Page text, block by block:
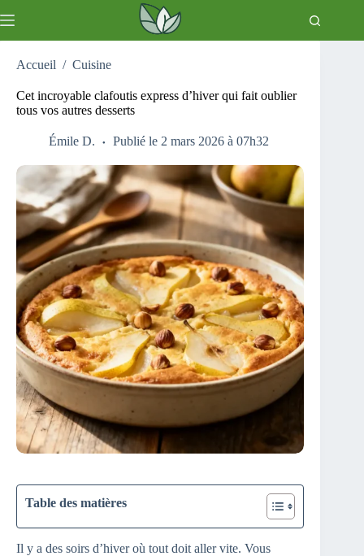
au
Accueil / Cuisine
Cet incroyable clafoutis express d’hiver qui fait oublier
tous vos autres desserts
Émile D. Publié le 2 mars 2026 à 07h32
Table des matières
Il y a des soirs d’hiver où tout doit aller vite. Vous